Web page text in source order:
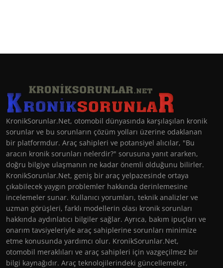
KronikSorunlar.Net, otomobil dünyasında karşılaşılan kronik
sorunlar ve bu sorunların çözüm yolları üzerine odaklanan
bir platformdur. Araç sahipleri ve potansiyel alıcılar, "Bu
aracın kronik sorunları nelerdir?" sorusuna yanıt ararken,
doğru bilgiye ulaşmanın ne kadar önemli olduğunu bilirler.
KronikSorunlar.Net, geniş bir araç yelpazesinde ortaya
çıkabilecek yaygın problemler hakkında derinlemesine
incelemeler sunar. Kullanıcı yorumları, teknik analizler ve
uzman görüşleri, farklı modellerin olası kronik sorunları
hakkında aydınlatıcı bilgiler sağlar. Ayrıca, bakım ipuçları ve
onarım tavsiyeleriyle araç sahiplerine sorunları minimize
etme konusunda yardımcı olur. KronikSorunlar.Net,
otomobil meraklıları ve araç sahipleri için vazgeçilmez bir
bilgi kaynağıdır. Araç teknolojilerindeki güncellemeler,